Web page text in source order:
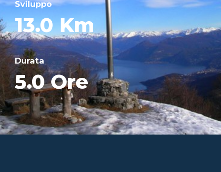
Sviluppo
13.0 Km
Durata
5.0 Ore